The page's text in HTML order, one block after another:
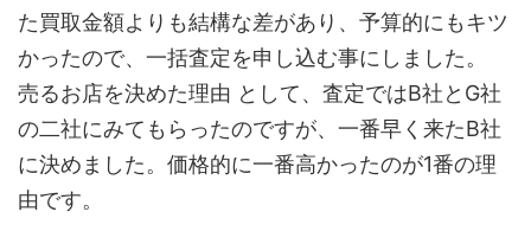
た買取金額よりも結構な差があり、予算的にもキツ
かったので、一括査定を申し込む事にしました。
売るお店を決めた理由 として、査定ではB社とG社
の二社にみてもらったのですが、一番早く来たB社
に決めました。価格的に一番高かったのが1番の理
由です。